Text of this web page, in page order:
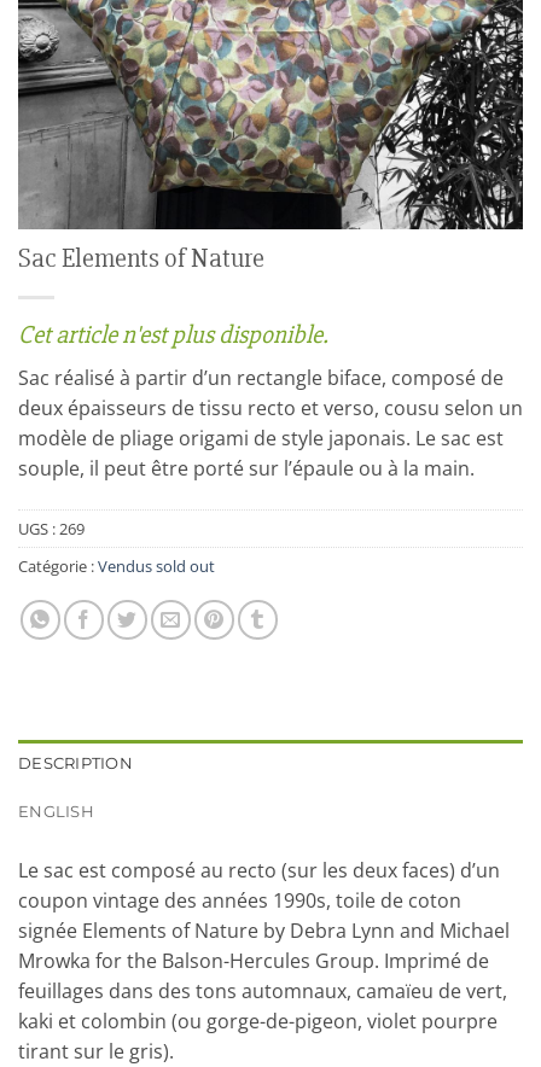
Sac Elements of Nature
Cet article n'est plus disponible.
Sac réalisé à partir d’un rectangle biface, composé de
deux épaisseurs de tissu recto et verso, cousu selon un
modèle de pliage origami de style japonais. Le sac est
souple, il peut être porté sur l’épaule ou à la main.
UGS :269
Catégorie :Vendus sold out
DESCRIPTION
ENGLISH
Le sac est composé au recto (sur les deux faces) d’un
coupon vintage des années 1990s, toile de coton
signée Elements of Nature by Debra Lynn and Michael
Mrowka for the Balson-Hercules Group. Imprimé de
feuillages dans des tons automnaux, camaïeu de vert,
kaki et colombin (ou gorge-de-pigeon, violet pourpre
tirant sur le gris).